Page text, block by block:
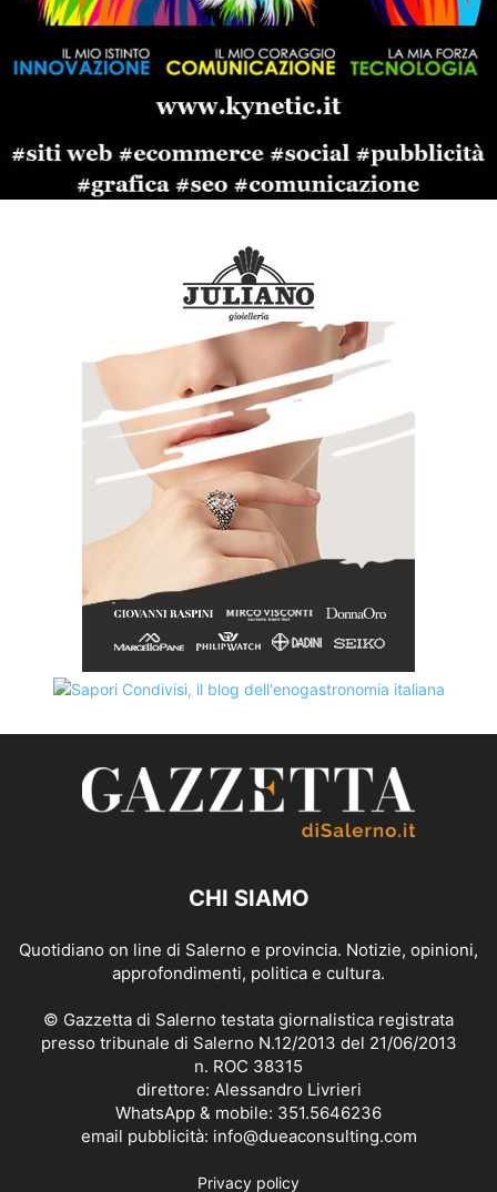
CHI SIAMO
Quotidiano on line di Salerno e provincia. Notizie, opinioni,
approfondimenti, politica e cultura.
© Gazzetta di Salerno testata giornalistica registrata
presso tribunale di Salerno N.12/2013 del 21/06/2013
n. ROC 38315
direttore: Alessandro Livrieri
WhatsApp & mobile: 351.5646236
email pubblicità: info@dueaconsulting.com
Privacy policy